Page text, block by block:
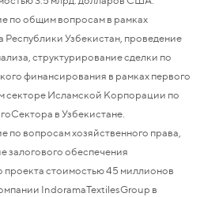
по общим вопросам в рамках
Республики Узбекистан, проведение
структурирование сделки по
финансирования в рамках первого
секторе Исламской Корпорации по
в Узбекистане.
по вопросам хозяйственного права,
залогового обеспечения
проекта стоимостью 45 миллионов
IndoramaTextilesGroup в